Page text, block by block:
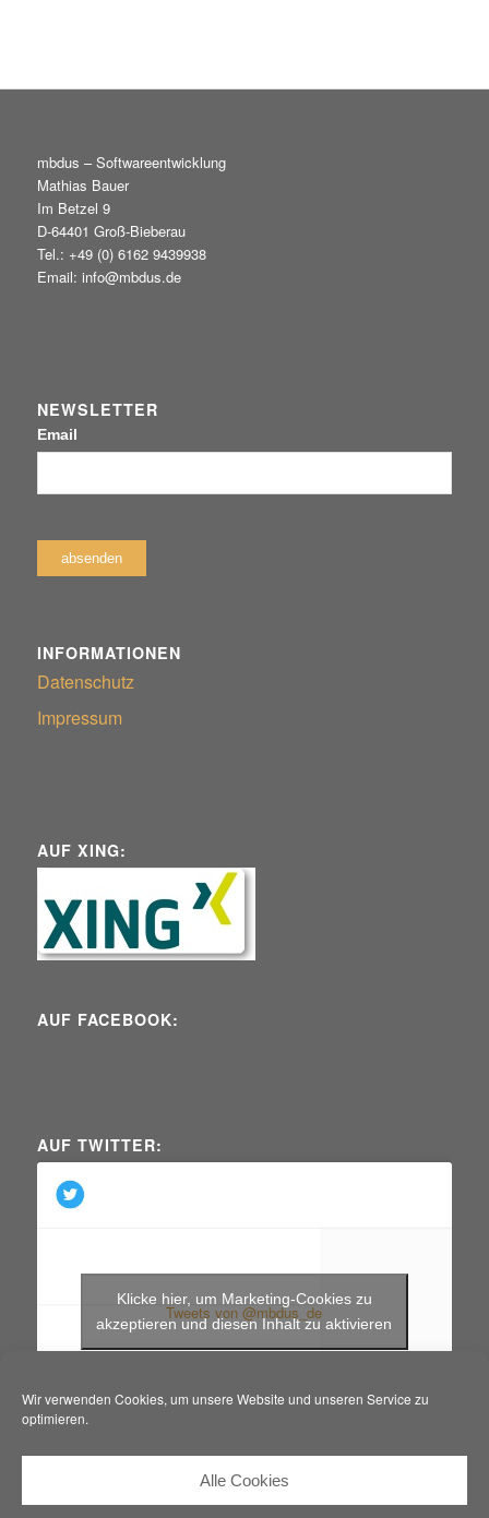
Wir verwenden Cookies, um unsere Website und unseren Service zu
optimieren.
Alle Cookies
mbdus – Softwareentwicklung
Mathias Bauer
Im Betzel 9
D-64401 Groß-Bieberau
Tel.: +49 (0) 6162 9439938
Email: info@mbdus.de
NEWSLETTER
Email
INFORMATIONEN
Datenschutz
Impressum
AUF XING:
AUF FACEBOOK:
AUF TWITTER:
Tweets von @mbdus_de
Klicke hier, um Marketing-Cookies zu
akzeptieren und diesen Inhalt zu aktivieren